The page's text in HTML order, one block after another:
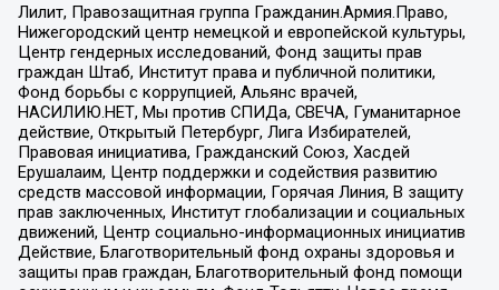
Лилит, Правозащитная группа Гражданин.Армия.Право,
Нижегородский центр немецкой и европейской культуры,
Центр гендерных исследований, Фонд защиты прав
граждан Штаб, Институт права и публичной политики,
Фонд борьбы с коррупцией, Альянс врачей,
НАСИЛИЮ.НЕТ, Мы против СПИДа, СВЕЧА, Гуманитарное
действие, Открытый Петербург, Лига Избирателей,
Правовая инициатива, Гражданский Союз, Хасдей
Ерушалаим, Центр поддержки и содействия развитию
средств массовой информации, Горячая Линия, В защиту
прав заключенных, Институт глобализации и социальных
движений, Центр социально-информационных инициатив
Действие, Благотворительный фонд охраны здоровья и
защиты прав граждан, Благотворительный фонд помощи